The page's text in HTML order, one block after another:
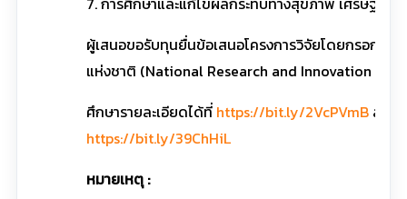
ผู้เสนอขอรับทุนยื่นข้อเสนอโครงการวิจัยโดยกรอกข้
แห่งชาติ (National Research and Innovation
ศึกษารายละเอียดได้ที่ https://bit.ly/2VcPVmBสามา
https://bit.ly/39ChHiL
หมายเหตุ :